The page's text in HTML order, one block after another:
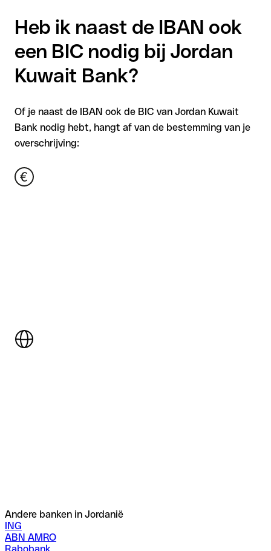
Heb ik naast de IBAN ook
een BIC nodig bij Jordan
Kuwait Bank?
Of je naast de IBAN ook de BIC van Jordan Kuwait
Bank nodig hebt, hangt af van de bestemming van je
overschrijving:
Andere banken in Jordanië
ING
ABN AMRO